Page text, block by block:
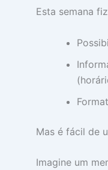
Esta semana
Mas é fácil de
Imagine um